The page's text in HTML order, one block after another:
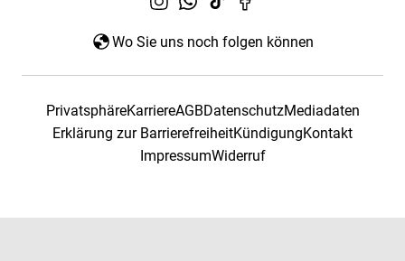
Wo Sie uns noch folgen können
PrivatsphäreKarriereAGBDatenschutzMediadaten
Erklärung zur BarrierefreiheitKündigungKontakt
ImpressumWiderruf